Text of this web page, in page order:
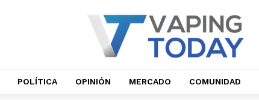
POLÍTICA OPINIÓN MERCADO COMUNIDAD